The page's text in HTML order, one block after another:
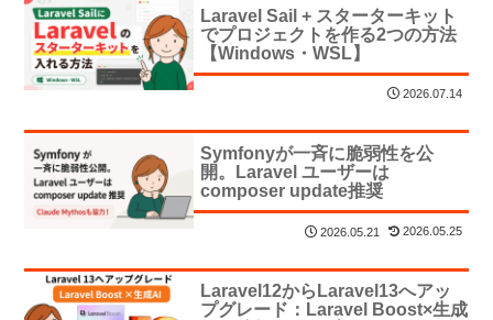
Laravel Sail + スターターキット
でプロジェクトを作る2つの方法
【Windows・WSL】
2026.07.14
Symfonyが一斉に脆弱性を公
開。Laravel ユーザーは
composer update推奨
2026.05.21 2026.05.25
Laravel12からLaravel13へアッ
プグレード：Laravel Boost×生成